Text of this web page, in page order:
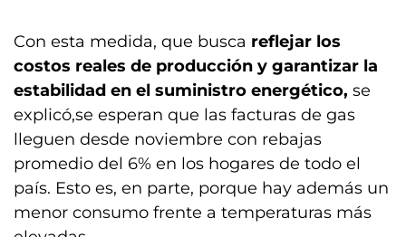
Con esta medida, que busca reflejar los
costos reales de producción y garantizar la
estabilidad en el suministro energético, se
explicó,se esperan que las facturas de gas
lleguen desde noviembre con rebajas
promedio del 6% en los hogares de todo el
país. Esto es, en parte, porque hay además un
menor consumo frente a temperaturas más